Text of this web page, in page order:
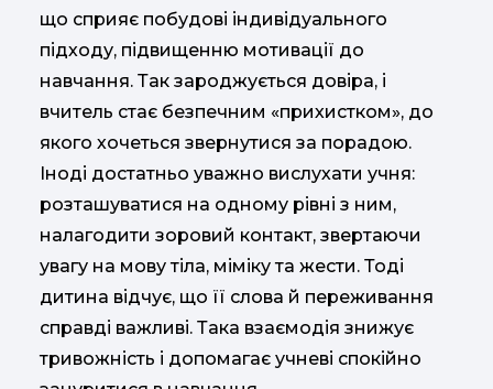
що сприяє побудові індивідуального
підходу, підвищенню мотивації до
навчання. Так зароджується довіра, і
вчитель стає безпечним «прихистком», до
якого хочеться звернутися за порадою.
Іноді достатньо уважно вислухати учня:
розташуватися на одному рівні з ним,
налагодити зоровий контакт, звертаючи
увагу на мову тіла, міміку та жести. Тоді
дитина відчує, що її слова й переживання
справді важливі. Така взаємодія знижує
тривожність і допомагає учневі спокійно